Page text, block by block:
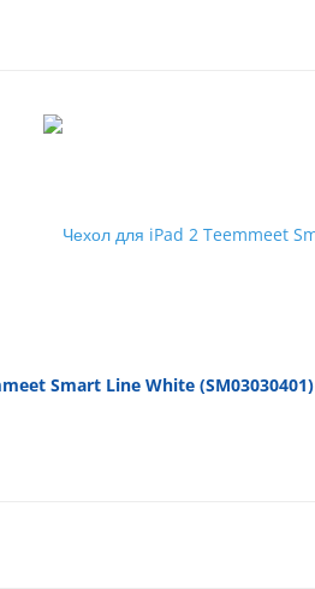
Smart Line White (SM03030401)